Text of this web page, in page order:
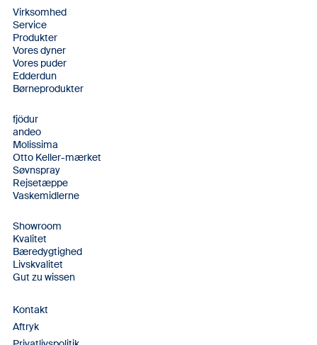
Virksomhed
Service
Produkter
Vores dyner
Vores puder
Edderdun
Børneprodukter
fjödur
andeo
Molissima
Otto Keller-mærket
Søvnspray
Rejsetæppe
Vaskemidlerne
Showroom
Kvalitet
Bæredygtighed
Livskvalitet
Gut zu wissen
Kontakt
Aftryk